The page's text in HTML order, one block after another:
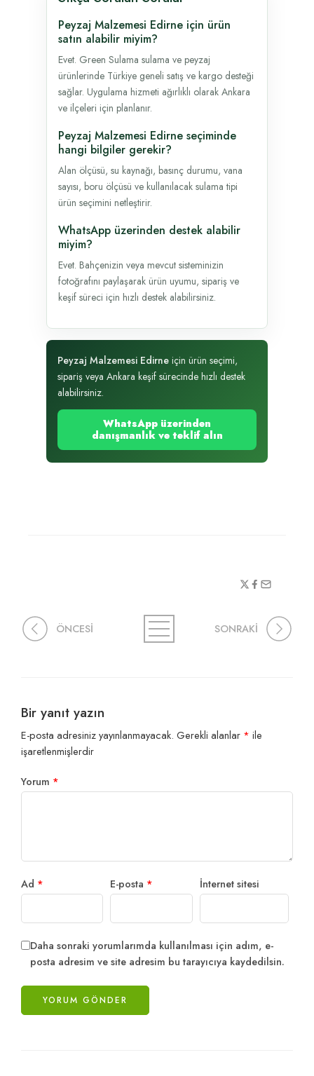
Peyzaj Malzemesi Edirne için ürün
satın alabilir miyim?
Evet. Green Sulama sulama ve peyzaj
ürünlerinde Türkiye geneli satış ve kargo desteği
sağlar. Uygulama hizmeti ağırlıklı olarak Ankara
ve ilçeleri için planlanır.
Peyzaj Malzemesi Edirne seçiminde
hangi bilgiler gerekir?
Alan ölçüsü, su kaynağı, basınç durumu, vana
sayısı, boru ölçüsü ve kullanılacak sulama tipi
ürün seçimini netleştirir.
WhatsApp üzerinden destek alabilir
miyim?
Evet. Bahçenizin veya mevcut sisteminizin
fotoğrafını paylaşarak ürün uyumu, sipariş ve
keşif süreci için hızlı destek alabilirsiniz.
Peyzaj Malzemesi Edirne için ürün seçimi,
sipariş veya Ankara keşif sürecinde hızlı destek
alabilirsiniz.
WhatsApp üzerinden
danışmanlık ve teklif alın
ÖNCESİ SONRAKİ
Bir yanıt yazın
E-posta adresiniz yayınlanmayacak. Gerekli alanlar * ile
işaretlenmişlerdir
Yorum *
Ad * E-posta * İnternet sitesi
Daha sonraki yorumlarımda kullanılması için adım, e-
posta adresim ve site adresim bu tarayıcıya kaydedilsin.